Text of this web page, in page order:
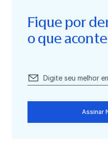
Fique por
o que
Assinar